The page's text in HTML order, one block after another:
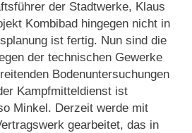
der Stadtwerke, Klaus
Kombibad hingegen nicht in
ist fertig. Nun sind die
der technischen Gewerke
Bodenuntersuchungen
Kampfmitteldienst ist
Minkel. Derzeit werde mit
gearbeitet, das in